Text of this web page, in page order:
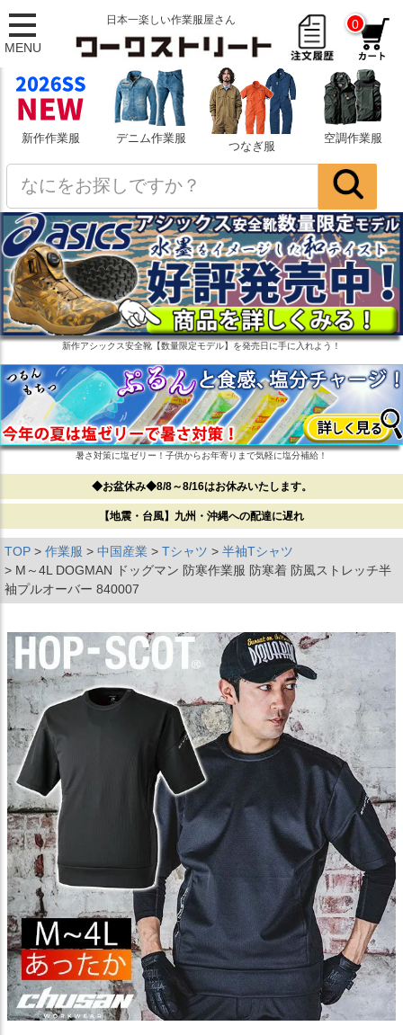
MENU
日本一楽しい作業服屋さん 0
新作作業服 デニム作業服
つなぎ服
空調作業服
新作アシックス安全靴【数量限定モデル】を発売日に手に入れよう！
暑さ対策に塩ゼリー！子供からお年寄りまで気軽に塩分補給！
◆お盆休み◆8/8～8/16はお休みいたします。
【地震・台風】九州・沖縄への配達に遅れ
TOP 作業服 中国産業 Tシャツ
半袖Tシャツ
M～4L DOGMAN ドッグマン 防寒作業服 防寒着 防風ストレッチ半
袖プルオーバー 840007